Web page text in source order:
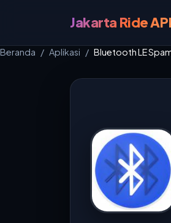
Jakarta Ride
Beranda Aplikasi Bluetooth LE